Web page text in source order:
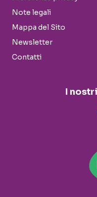
Note legali
Mappa del Sito
Newsletter
Contatti
I